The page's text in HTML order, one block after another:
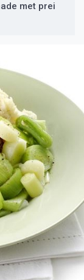
met prei